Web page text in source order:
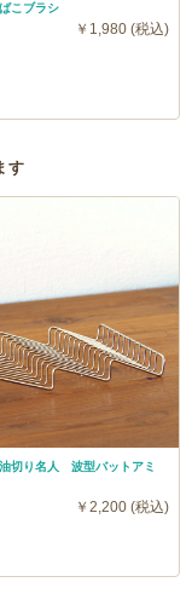
こブラシ
￥1,980 (税込)
す
切り名人 波型バットアミ
￥2,200 (税込)